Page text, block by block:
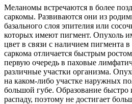
Меланомы встречаются в более
саркомы. Развиваются они из
базального слоя эпителия или
которых имеют пигмент. Опухоль
цвет в связи с наличием пигмента
саркома отличается быстрым
первую очередь в паховые
различные участки организма.
на каком-либо участке наружных
большой губе. Образование быстро
распаду, поэтому не достигает